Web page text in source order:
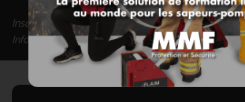
Grade : Commandant
Inscrit depuis le 12/09/2020 à 11:47
Informations mises à jour le 25/10/2021 à 11:21